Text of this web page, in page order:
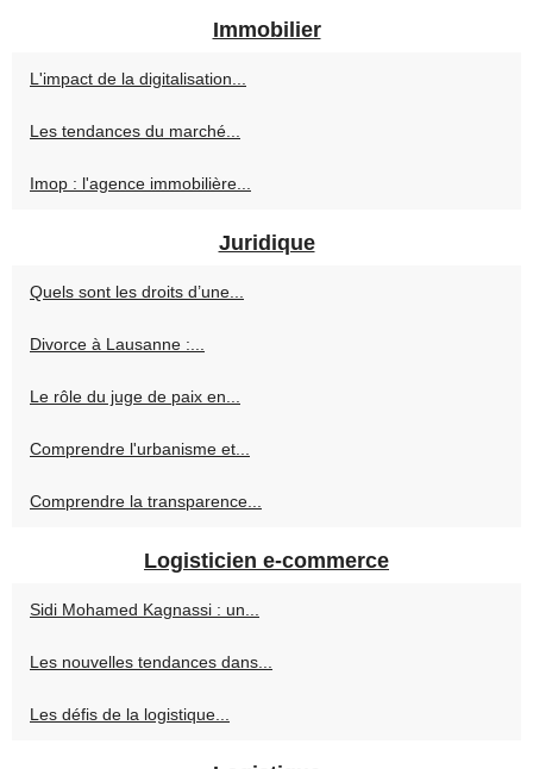
Immobilier
L'impact de la digitalisation...
Les tendances du marché...
Imop : l'agence immobilière...
Juridique
Quels sont les droits d’une...
Divorce à Lausanne :...
Le rôle du juge de paix en...
Comprendre l'urbanisme et...
Comprendre la transparence...
Logisticien e-commerce
Sidi Mohamed Kagnassi : un...
Les nouvelles tendances dans...
Les défis de la logistique...